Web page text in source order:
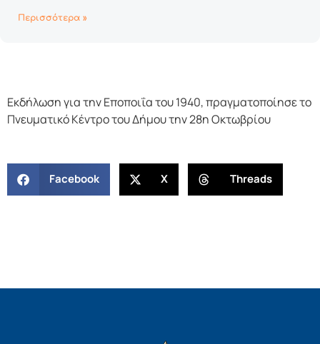
Περισσότερα »
Εκδήλωση για την Εποποιΐα του 1940, πραγματοποίησε το
Πνευματικό Κέντρο του Δήμου την 28η Οκτωβρίου
Facebook X Threads